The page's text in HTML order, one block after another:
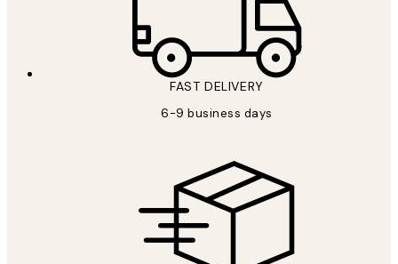
FAST DELIVERY
6-9 business days